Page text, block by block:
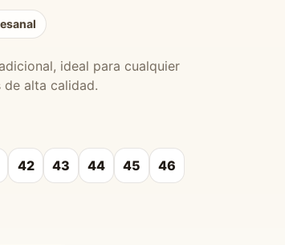
ideal para cualquier
de alta calidad.
42 43 44 45 46